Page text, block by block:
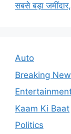
सबसे बड़ा
Auto
Breaking
Kaam Ki Baat
Politics